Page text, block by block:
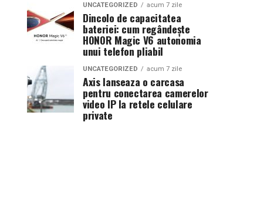
UNCATEGORIZED acum 7 zile
Dincolo de capacitatea
bateriei: cum regândește
HONOR Magic V6 autonomia
unui telefon pliabil
UNCATEGORIZED acum 7 zile
Axis lanseaza o carcasa
pentru conectarea camerelor
video IP la retele celulare
private